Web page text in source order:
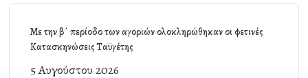
Με την β΄ περίοδο των αγοριών ολοκληρώθηκαν οι φετινές
Κατασκηνώσεις Ταϋγέτης
5 Αυγούστου 2026